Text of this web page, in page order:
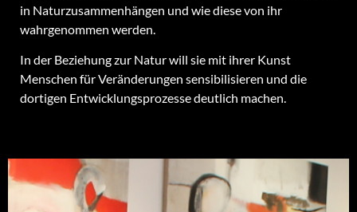
in Naturzusammenhängen und wie diese von ihr
wahrgenommen werden.
In der Beziehung zur Natur will sie mit ihrer Kunst
Menschen für Veränderungen sensibilisieren und die
dortigen Entwicklungsprozesse deutlich machen.